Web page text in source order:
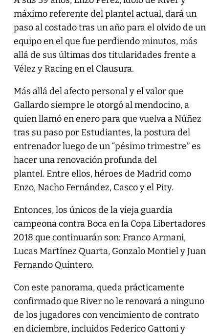
máximo referente del plantel actual, dará un
paso al costado tras un año para el olvido de un
equipo en el que fue perdiendo minutos, más
allá de sus últimas dos titularidades frente a
Vélez y Racing en el Clausura.
Más allá del afecto personal y el valor que
Gallardo siempre le otorgó al mendocino, a
quien llamó en enero para que vuelva a Núñez
tras su paso por Estudiantes, la postura del
entrenador luego de un “pésimo trimestre” es
hacer una renovación profunda del
plantel. Entre ellos, héroes de Madrid como
Enzo, Nacho Fernández, Casco y el Pity.
Entonces, los únicos de la vieja guardia
campeona contra Boca en la Copa Libertadores
2018 que continuarán son: Franco Armani,
Lucas Martínez Quarta, Gonzalo Montiel y Juan
Fernando Quintero.
Con este panorama, queda prácticamente
confirmado que River no le renovará a ninguno
de los jugadores con vencimiento de contrato
en diciembre, incluidos Federico Gattoni y